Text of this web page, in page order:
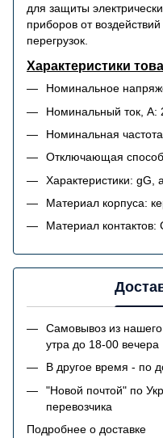
для защиты
приборов от
перегрузок.
Характеристики
Номинальное
Номинальный ток, А:
Номинальная
Отключающая
Характеристики: gG,
Материал корпуса:
Материал контактов:
Самовывоз из
утра до 18-00 вечера
В другое время - по
"Новой почтой" по
перевозчика
Подробнее о доставке